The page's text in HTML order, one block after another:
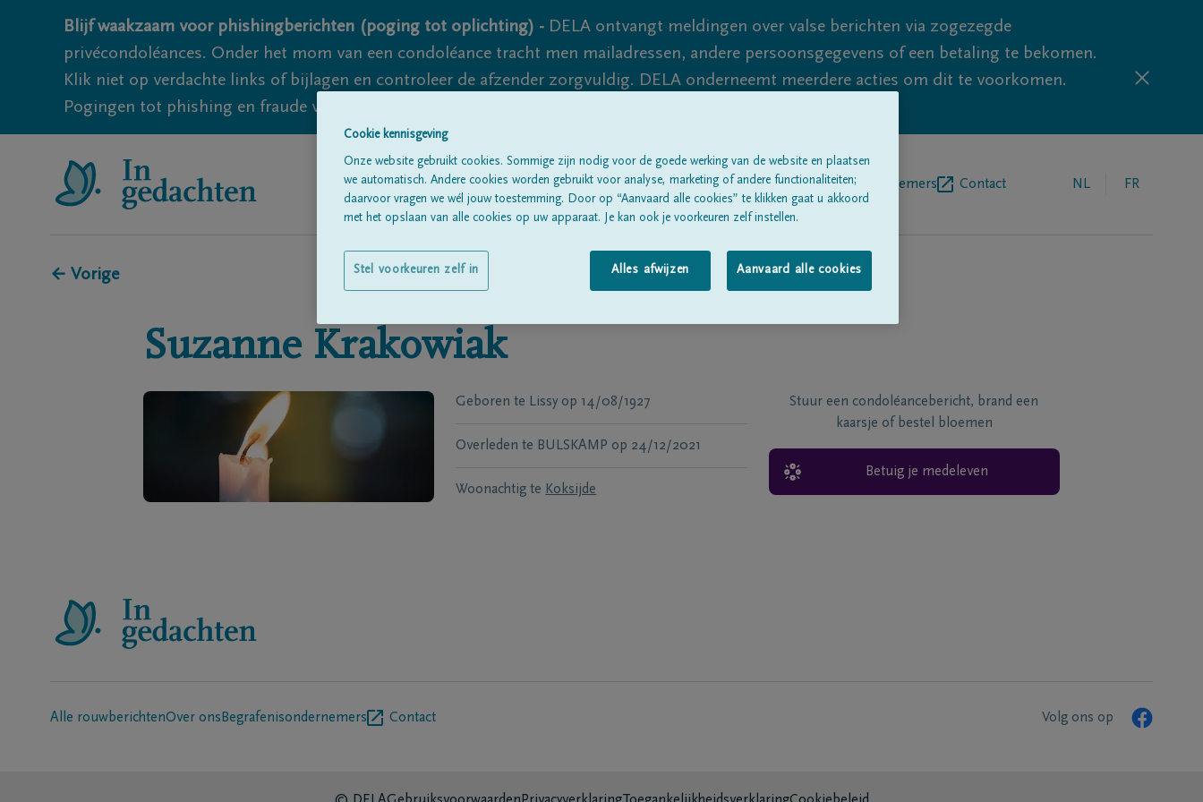
Blijf waakzaam voor phishingberichten (poging tot oplichting) - DELA ontvangt meldingen over valse berichten via zogezegde
privécondoléances. Onder het mom van een condoléance tracht men mailadressen, andere persoonsgegevens of een betaling te bekomen.
Klik niet op verdachte links of bijlagen en controleer de afzender zorgvuldig. DELA onderneemt meerdere acties om dit te voorkomen.
Pogingen tot phishing en fraude vallen echter nooit volledig uit te sluiten, dus blijf waakzaam.
Alle rouwberichten Over onsBegrafenisondernemers Contact NL FR
← Vorige
Suzanne Krakowiak
Geboren te Lissy op 14/08/1927
Overleden te BULSKAMP op 24/12/2021
Woonachtig te Koksijde
Stuur een condoléancebericht, brand een
kaarsje of bestel bloemen
Betuig je medeleven
Alle rouwberichtenOver ons Begrafenisondernemers Contact Volg ons op
Cookie kennisgeving
Onze website gebruikt cookies. Sommige zijn nodig voor de goede werking van de website en plaatsen
we automatisch. Andere cookies worden gebruikt voor analyse, marketing of andere functionaliteiten;
daarvoor vragen we wél jouw toestemming. Door op “Aanvaard alle cookies” te klikken gaat u akkoord
met het opslaan van alle cookies op uw apparaat. Je kan ook je voorkeuren zelf instellen.
Alles afwijzen Aanvaard alle cookies
Stel voorkeuren zelf in